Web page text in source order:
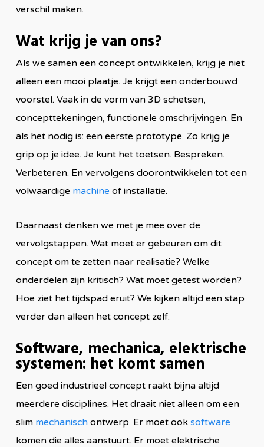
verschil maken.
Wat krijg je van ons?
Als we samen een concept ontwikkelen, krijg je niet
alleen een mooi plaatje. Je krijgt een onderbouwd
voorstel. Vaak in de vorm van 3D schetsen,
concepttekeningen, functionele omschrijvingen. En
als het nodig is: een eerste prototype. Zo krijg je
grip op je idee. Je kunt het toetsen. Bespreken.
Verbeteren. En vervolgens doorontwikkelen tot een
volwaardige machine of installatie.
Daarnaast denken we met je mee over de
vervolgstappen. Wat moet er gebeuren om dit
concept om te zetten naar realisatie? Welke
onderdelen zijn kritisch? Wat moet getest worden?
Hoe ziet het tijdspad eruit? We kijken altijd een stap
verder dan alleen het concept zelf.
Software, mechanica, elektrische
systemen: het komt samen
Een goed industrieel concept raakt bijna altijd
meerdere disciplines. Het draait niet alleen om een
slim mechanischontwerp. Er moet ook software
komen die alles aanstuurt. Er moet elektrische